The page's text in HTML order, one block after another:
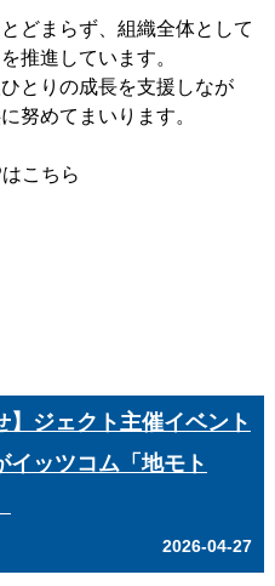
どまらず、組織全体として
推進しています。
とりの成長を支援しなが
努めてまいります。
こちら
】ジェクト主催イベント
イッツコム「地モト
2026-04-27